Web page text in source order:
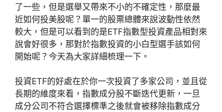
了一些，但是選舉又帶來不小的不確定性，那麼最
近如何投美股呢？單一的股票總體來說波動性依然
較大，但是可以看到的是ETF指數型投資產品相對來
說會好很多，那對於指數投資的小白型選手該如何
開始呢？今天為大家詳細梳理一下。
投資ETF的好處在於你一次投資了多家公司，並且從
長期的維度來看，指數成分股不斷迭代更新，一旦
成分公司不符合選擇標準之後就會被移除指數成分